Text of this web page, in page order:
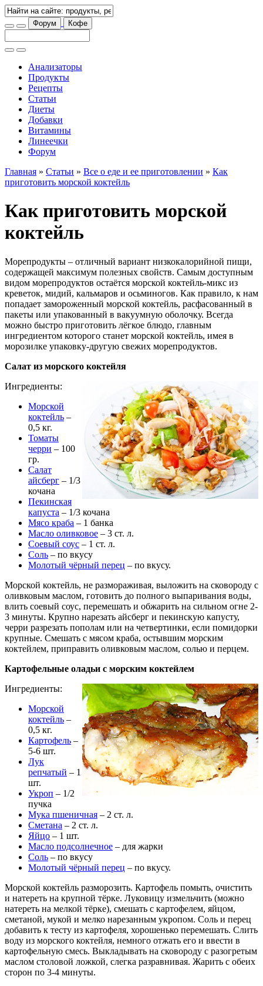
Форум Кофе
Анализаторы
Продукты
Рецепты
Статьи
Диеты
Добавки
Витамины
Линеечки
Форум
Главная » Статьи » Все о еде и ее приготовлении » Как
приготовить морской коктейль
Как приготовить морской
коктейль
Морепродукты – отличный вариант низкокалорийной пищи,
содержащей максимум полезных свойств. Самым доступным
видом морепродуктов остаётся морской коктейль-микс из
креветок, мидий, кальмаров и осьминогов. Как правило, к нам
попадает замороженный морской коктейль, расфасованный в
пакеты или упакованный в вакуумную оболочку. Всегда
можно быстро приготовить лёгкое блюдо, главным
ингредиентом которого станет морской коктейль, имея в
морозилке упаковку-другую свежих морепродуктов.
Салат из морского коктейля
Ингредиенты:
Морской
коктейль –
0,5 кг.
Томаты
черри – 100
гр.
Салат
айсберг – 1/3
кочана
Пекинская
капуста – 1/3 кочана
Мясо краба – 1 банка
Масло оливковое – 3 ст. л.
Соевый соус – 1 ст. л.
Соль – по вкусу
Молотый чёрный перец – по вкусу.
Морской коктейль, не размораживая, выложить на сковороду с
оливковым маслом, готовить до полного выпаривания воды,
влить соевый соус, перемешать и обжарить на сильном огне 2-
3 минуты. Крупно нарезать айсберг и пекинскую капусту,
черри разрезать пополам или на четвертинки, если помидорки
крупные. Смешать с мясом краба, остывшим морским
коктейлем, приправить оливковым маслом, солью и перцем.
Картофельные оладьи с морским коктейлем
Ингредиенты:
Морской
коктейль –
0,5 кг.
Картофель –
5-6 шт.
Лук
репчатый – 1
шт.
Укроп – 1/2
пучка
Мука пшеничная – 2 ст. л.
Сметана – 2 ст. л.
Яйцо – 1 шт.
Масло подсолнечное – для жарки
Соль – по вкусу
Молотый чёрный перец – по вкусу.
Морской коктейль разморозить. Картофель помыть, очистить
и натереть на крупной тёрке. Луковицу измельчить (можно
натереть на мелкой тёрке), смешать с картофелем, яйцом,
сметаной, мукой и мелко нарезанным укропом. Соль и перец
добавить к тесту из картофеля, хорошенько перемешать. Слить
воду из морского коктейля, немного отжать его и ввести в
картофельную смесь. Выкладывать на сковороду с разогретым
маслом столовой ложкой, слегка разравнивая. Жарить с обеих
сторон по 3-4 минуты.